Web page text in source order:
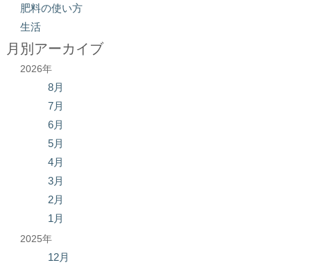
肥料の使い方
生活
月別アーカイブ
2026年
8月
7月
6月
5月
4月
3月
2月
1月
2025年
12月